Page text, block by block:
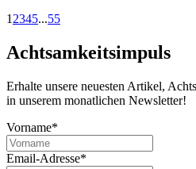
1 2345...55
Achtsamkeitsimpuls
Erhalte unsere neuesten Artikel,
in unserem monatlichen Newsletter!
Vorname*
Email-Adresse*